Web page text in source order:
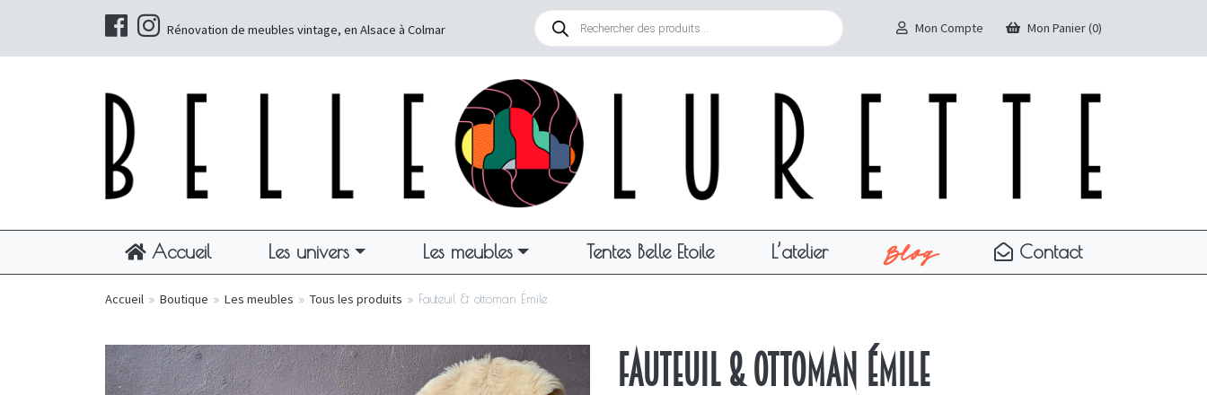
Rénovation de meubles vintage, en Alsace à Colmar
Recherche
produits
Mon Compte Mon Panier (0)
Accueil Les univers Les meubles Tentes Belle Etoile L’atelier Blog Contact
Accueil » Boutique » Les meubles » Tous les produits » Fauteuil & ottoman Émile
Fauteuil & ottoman Émile